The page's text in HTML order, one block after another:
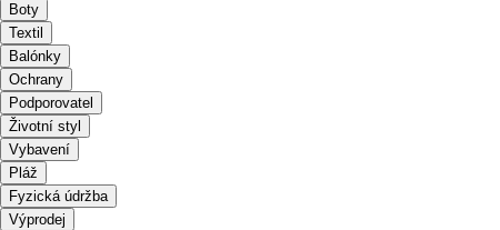
Boty
Textil
Balónky
Ochrany
Podporovatel
Životní styl
Vybavení
Pláž
Fyzická údržba
Výprodej